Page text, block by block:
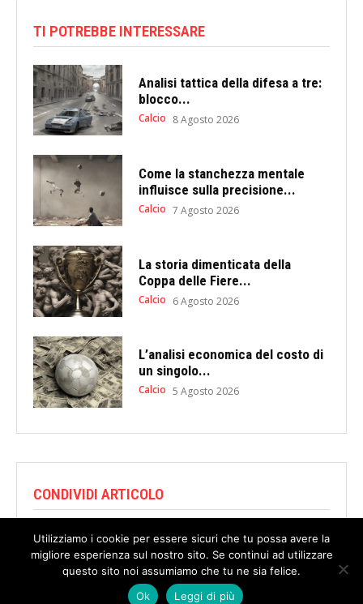
TI POTREBBE INTERESSARE
Analisi tattica della difesa a tre:
blocco...
Calcio 8 Agosto 2026
Come la stanchezza mentale
influisce sulla precisione...
Calcio 7 Agosto 2026
La storia dimenticata della
Coppa delle Fiere...
Calcio 6 Agosto 2026
L’analisi economica del costo di
un singolo...
Calcio 5 Agosto 2026
CONDIVIDI ARTICOLO
Utilizziamo i cookie per essere sicuri che tu possa avere la
migliore esperienza sul nostro sito. Se continui ad utilizzare
questo sito noi assumiamo che tu ne sia felice.
Ok
Leggi di più